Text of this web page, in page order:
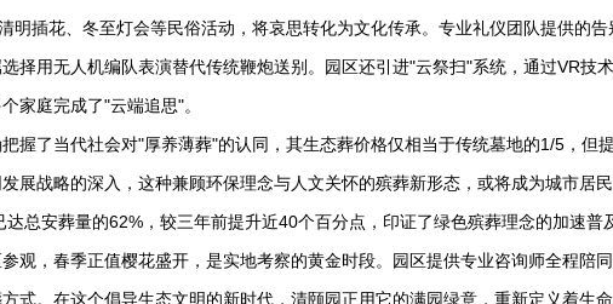
明插花、冬至灯会等民俗活动，将哀思转化为文化传承。专业礼仪团队提供的告
择用无人机编队表演替代传统鞭炮送别。园区还引进"云祭扫"系统，通过VR技
家庭完成了"云端追思"。
握了当代社会对"厚养薄葬"的认同，其生态葬价格仅相当于传统墓地的1/5，但
展战略的深入，这种兼顾环保理念与人文关怀的殡葬新形态，或将成为城市居
总安葬量的62%，较三年前提升近40个百分点，印证了绿色殡葬理念的加速普
观，春季正值樱花盛开，是实地考察的黄金时段。园区提供专业咨询师全程陪
式。在这个倡导生态文明的新时代，清颐园正用它的满园绿意，重新定义着生